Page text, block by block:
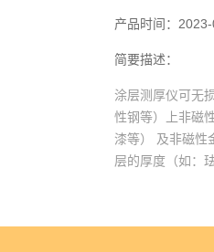
产品时间：
简要描述：
涂层测厚仪可无
性钢等）上非磁
漆等） 及非磁性
层的厚度（如：